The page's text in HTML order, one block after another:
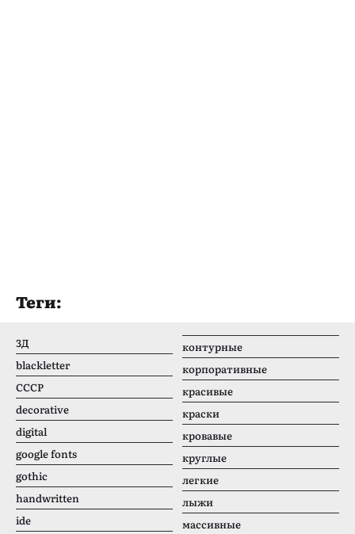
Теги:
3Д
blackletter
CCCР
decorative
digital
google fonts
gothic
handwritten
ide
контурные
корпоративные
красивые
краски
кровавые
круглые
легкие
лыжи
массивные